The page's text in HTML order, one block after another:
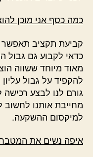
כמה כסף אני מוכן
קביעת תקציב תאפשר
כדאי לקבוע גם גבול
מאוד מיוחד ששווה
להקפיד על גבול
גורם לנו לבצע
מחייבת אותנו לחשוב
למיקסום ההשקעה.
איפה נשים את